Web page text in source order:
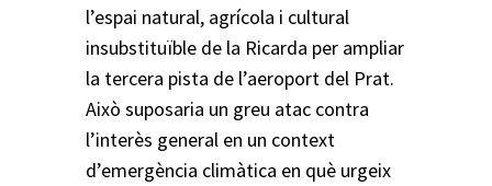
l’espai natural, agrícola i cultural
insubstituïble de la Ricarda per ampliar
la tercera pista de l’aeroport del Prat.
Això suposaria un greu atac contra
l’interès general en un context
d’emergència climàtica en què urgeix